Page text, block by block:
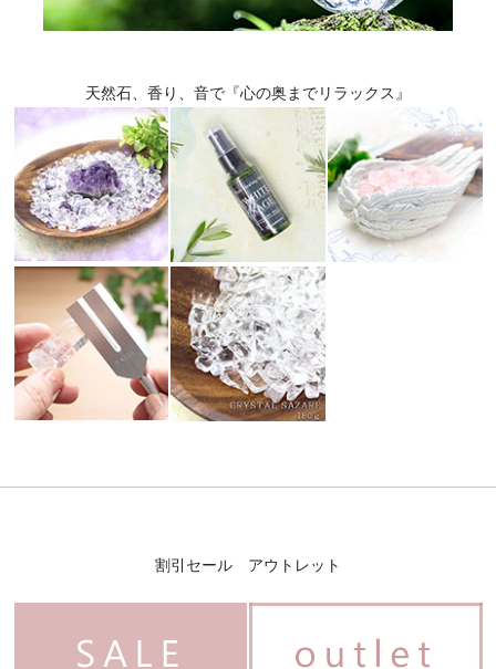
天然石、香り、音で『心の奥までリラックス』
割引セール アウトレット